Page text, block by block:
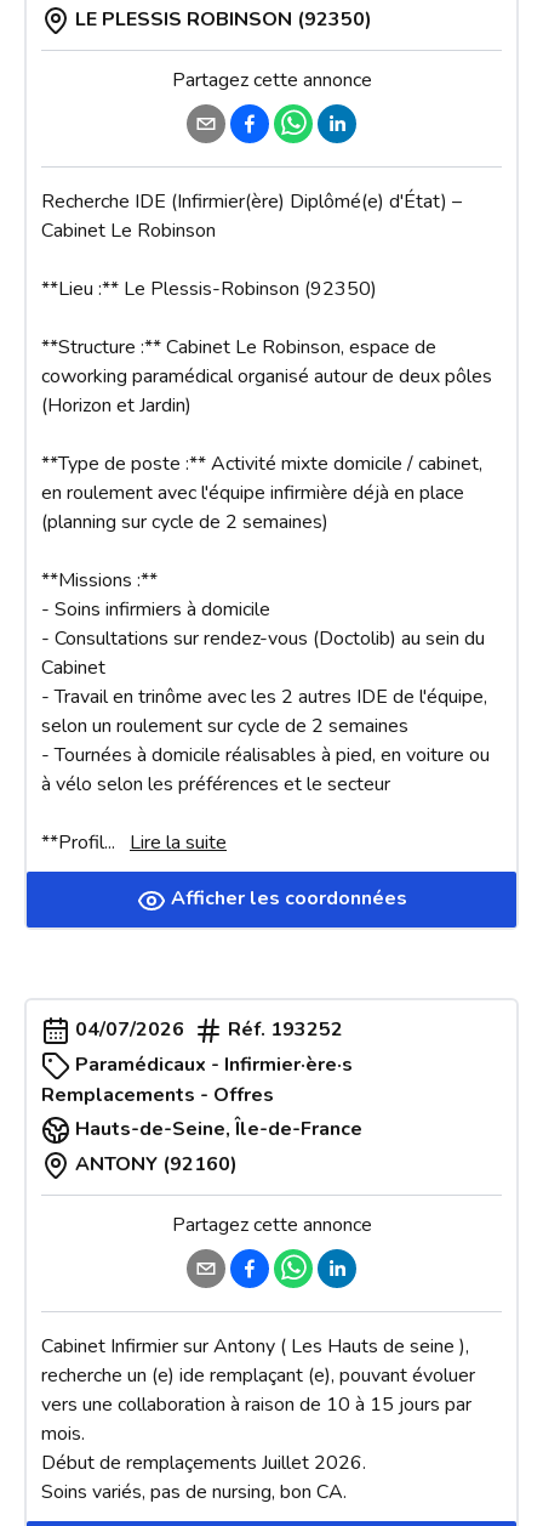
LE PLESSIS ROBINSON (92350)
Partagez cette annonce
Recherche IDE (Infirmier(ère) Diplômé(e) d'État) –
Cabinet Le Robinson
**Lieu :** Le Plessis-Robinson (92350)
**Structure :** Cabinet Le Robinson, espace de
coworking paramédical organisé autour de deux pôles
(Horizon et Jardin)
**Type de poste :** Activité mixte domicile / cabinet,
en roulement avec l'équipe infirmière déjà en place
(planning sur cycle de 2 semaines)
**Missions :**
- Soins infirmiers à domicile
- Consultations sur rendez-vous (Doctolib) au sein du
Cabinet
- Travail en trinôme avec les 2 autres IDE de l'équipe,
selon un roulement sur cycle de 2 semaines
- Tournées à domicile réalisables à pied, en voiture ou
à vélo selon les préférences et le secteur
**Profil... Lire la suite
Afficher les coordonnées
04/07/2026 Réf. 193252
Paramédicaux - Infirmier·ère·s
Remplacements - Offres
Hauts-de-Seine,Île-de-France
ANTONY (92160)
Partagez cette annonce
Cabinet Infirmier sur Antony ( Les Hauts de seine ),
recherche un (e) ide remplaçant (e), pouvant évoluer
vers une collaboration à raison de 10 à 15 jours par
mois.
Début de remplaçements Juillet 2026.
Soins variés, pas de nursing, bon CA.